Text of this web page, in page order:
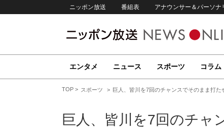
ニッポン放送 番組表 アナウンサー＆パーソナ
エンタメ ニュース スポーツ コラム
TOP スポーツ 巨人、皆川を7回のチャンスでそのまま打
巨人、皆川を7回のチャ